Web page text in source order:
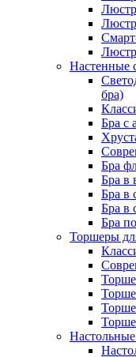
Настенные
бра)
Бра с
Бра
Бра в
Бра в
Бра в
Бра
Торшеры